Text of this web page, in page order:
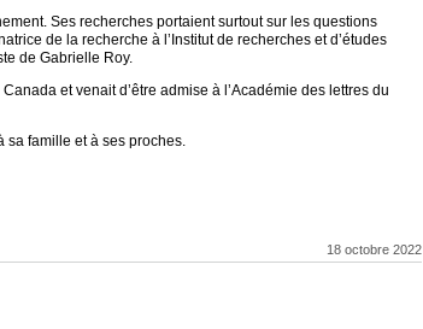
Ses recherches portaient surtout sur les questions
de la recherche à l’Institut de recherches et d’études
de Gabrielle Roy.
et venait d’être admise à l’Académie des lettres du
sa famille et à ses proches.
18 octobre 2022